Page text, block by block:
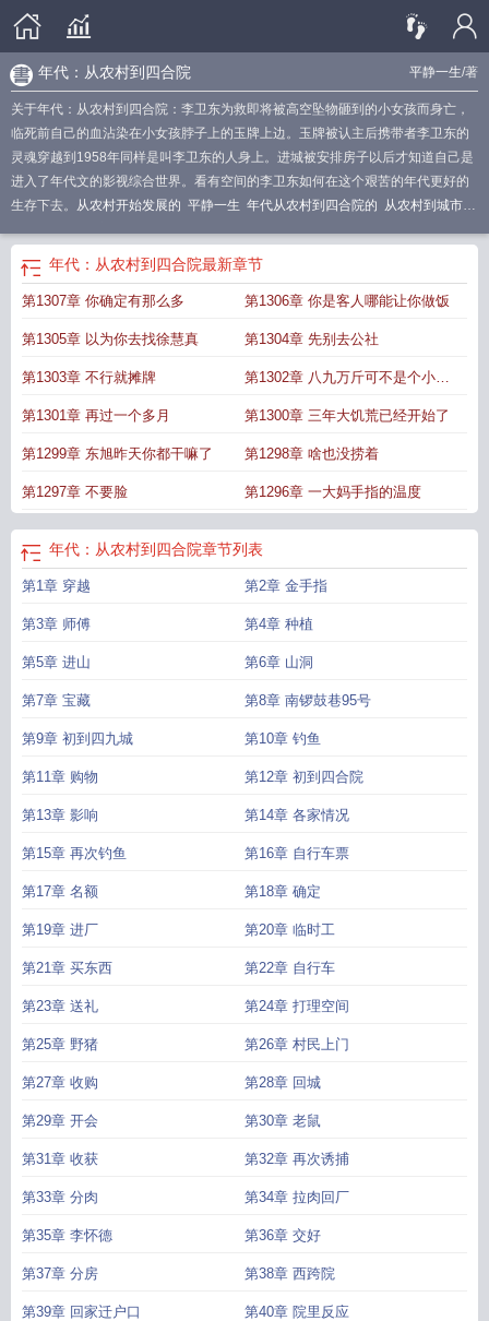
平静一生/著
年代：从农村到四合院
关于年代：从农村到四合院：李卫东为救即将被高空坠物砸到的小女孩而身亡，
临死前自己的血沾染在小女孩脖子上的玉牌上边。玉牌被认主后携带者李卫东的
灵魂穿越到1958年同样是叫李卫东的人身上。进城被安排房子以后才知道自己是
进入了年代文的影视综合世界。看有空间的李卫东如何在这个艰苦的年代更好的
生存下去。 从农村开始发展的 平静一生 年代从农村到四合院的 从农村到城市
年代从四合院实业开始 年代从四合院开始的化工人生免费阅读
村到四合院
读从农村开始从农村到四合院TXT免费阅读从农村到城市从农村到城市朝
四九城
年代从农村到四合院王军全文免费阅读 年代从农村到四合院笔趣阁
从农村到四合院作者平静一生
年代从四合院穿越开始笔趣阁从农村屈起
网年代从农村到四合院王军3Q读书
年代从农村到四合院李卫东 作者平静一
生年代从农村到四合院 平静一生 年代从农村到四合院平静一生全文免费阅
院书海阁从农村开始的 年代从农村到四合院李卫东
年代：从农村到四合院最新章节
第1307章 你确定有那么多 第1306章 你是客人哪能让你做饭
第1305章 以为你去找徐慧真 第1304章 先别去公社
第1303章 不行就摊牌 第1302章 八九万斤可不是个小数
目
第1301章 再过一个多月 第1300章 三年大饥荒已经开始了
第1299章 东旭昨天你都干嘛了 第1298章 啥也没捞着
第1297章 不要脸 第1296章 一大妈手指的温度
年代：从农村到四合院章节列表
第1章 穿越 第2章 金手指
第3章 师傅 第4章 种植
第5章 进山 第6章 山洞
第7章 宝藏 第8章 南锣鼓巷95号
第9章 初到四九城 第10章 钓鱼
第11章 购物 第12章 初到四合院
第13章 影响 第14章 各家情况
第15章 再次钓鱼 第16章 自行车票
第17章 名额 第18章 确定
第19章 进厂 第20章 临时工
第21章 买东西 第22章 自行车
第23章 送礼 第24章 打理空间
第25章 野猪 第26章 村民上门
第27章 收购 第28章 回城
第29章 开会 第30章 老鼠
第31章 收获 第32章 再次诱捕
第33章 分肉 第34章 拉肉回厂
第35章 李怀德 第36章 交好
第37章 分房 第38章 西跨院
第39章 回家迁户口 第40章 院里反应